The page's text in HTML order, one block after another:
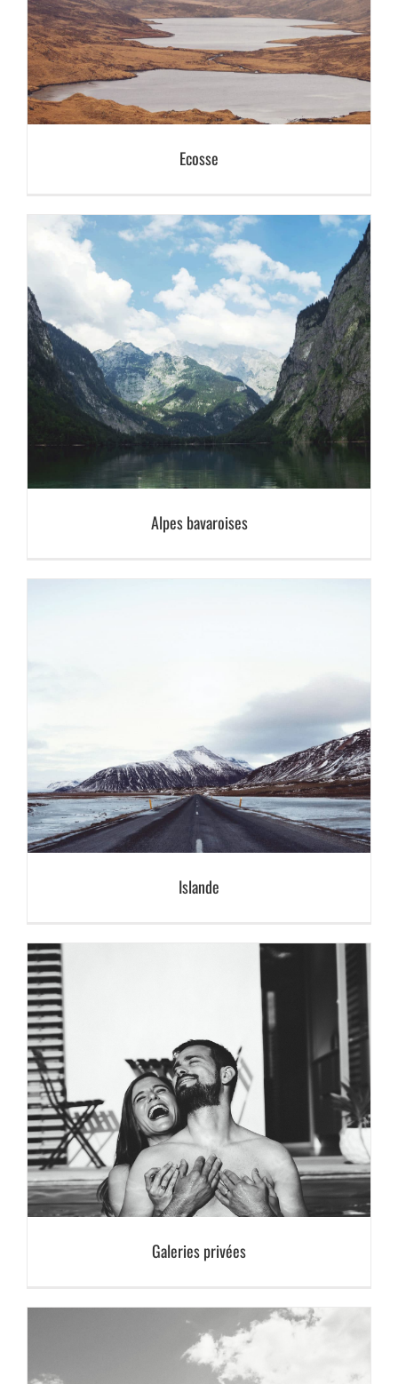
Ecosse
Alpes bavaroises
Islande
Galeries privées